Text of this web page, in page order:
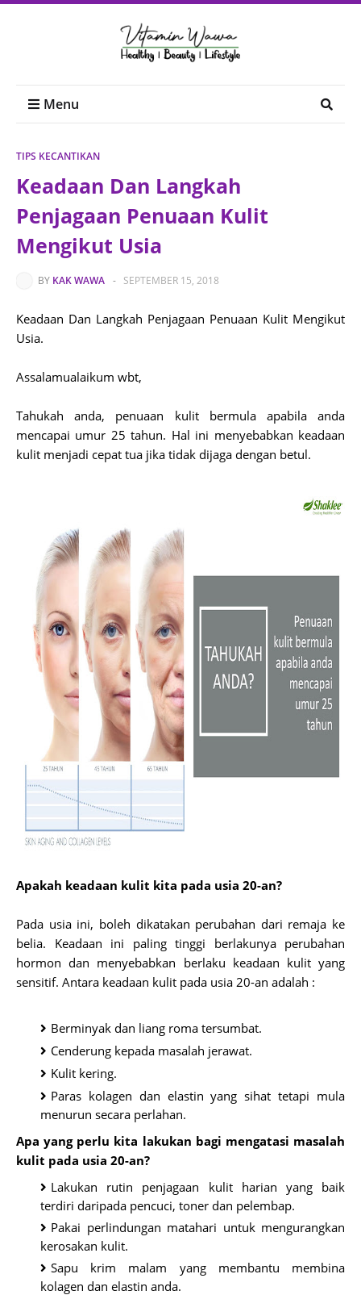
Menu
TIPS KECANTIKAN
Keadaan Dan Langkah
Penjagaan Penuaan Kulit
Mengikut Usia
BY KAK WAWA - SEPTEMBER 15, 2018
Keadaan Dan Langkah Penjagaan Penuaan Kulit Mengikut
Usia.
Assalamualaikum wbt,
Tahukah anda, penuaan kulit bermula apabila anda
mencapai umur 25 tahun. Hal ini menyebabkan keadaan
kulit menjadi cepat tua jika tidak dijaga dengan betul.
Apakah keadaan kulit kita pada usia 20-an?
Pada usia ini, boleh dikatakan perubahan dari remaja ke
belia. Keadaan ini paling tinggi berlakunya perubahan
hormon dan menyebabkan berlaku keadaan kulit yang
sensitif. Antara keadaan kulit pada usia 20-an adalah :
Berminyak dan liang roma tersumbat.
Cenderung kepada masalah jerawat.
Kulit kering.
Paras kolagen dan elastin yang sihat tetapi mula
menurun secara perlahan.
Apa yang perlu kita lakukan bagi mengatasi masalah
kulit pada usia 20-an?
Lakukan rutin penjagaan kulit harian yang baik
terdiri daripada pencuci, toner dan pelembap.
Pakai perlindungan matahari untuk mengurangkan
kerosakan kulit.
Sapu krim malam yang membantu membina
kolagen dan elastin anda.